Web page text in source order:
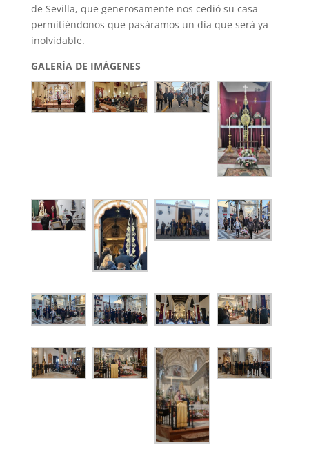
de Sevilla, que generosamente nos cedió su casa
permitiéndonos que pasáramos un día que será ya
inolvidable.
GALERÍA DE IMÁGENES